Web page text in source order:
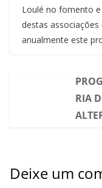
Loulé no fomento
destas
anualmente este
RIA
Deixe um